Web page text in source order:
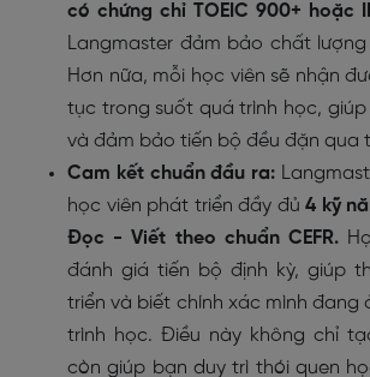
có chứng chỉ TOEIC 900+ hoặc
Langmaster đảm bảo chất
Hơn nữa, mỗi học viên sẽ nhận
tục trong suốt quá trình học,
và đảm bảo tiến bộ đều đặn qua
Cam kết chuẩn đầu ra:
học viên phát triển đầy đủ 4 kỹ
Đọc - Viết theo chuẩn CEFR.
đánh giá tiến bộ định kỳ, giúp
triển và biết chính xác mình đang
trình học. Điều này không chỉ
còn giúp bạn duy trì thói quen